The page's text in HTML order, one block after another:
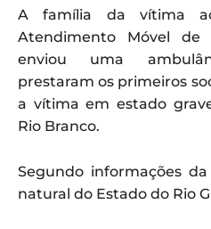
A família da vítima
Atendimento Móvel de
enviou uma
prestaram os primeiros
a vítima em estado
Rio Branco.
Segundo informações
natural do Estado do Rio